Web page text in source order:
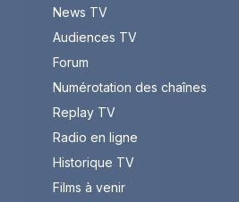
News TV
Audiences TV
Forum
Numérotation des chaînes
Replay TV
Radio en ligne
Historique TV
Films à venir